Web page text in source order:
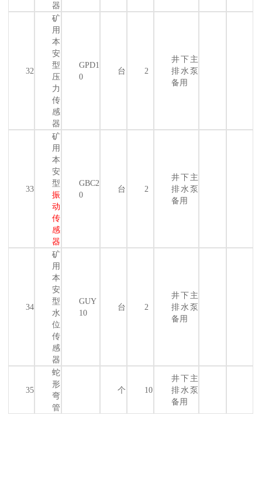
器
32
矿
用
本
安
型
压
力
传
感
器
GPD1
0
台 2
井下主
排水泵
备用
33
矿
用
本
安
型
振
动
传
感
器
GBC2
0
台 2
井下主
排水泵
备用
34
矿
用
本
安
型
水
位
传
感
器
GUY
10
台 2
井下主
排水泵
备用
35
蛇
形
弯
管
个 10
井下主
排水泵
备用